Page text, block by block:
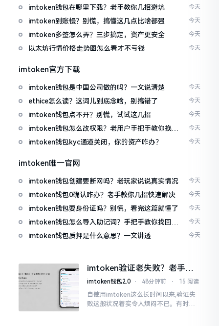
imtoken钱包在哪里下载？老手教你几招避坑 今天
imtoken到账慢？别慌，搞懂这几点比啥都强 今天
imtoken多签怎么弄？三步搞定，资产更安全 今天
以太坊行情价格走势图怎么看才不亏钱 今天
imtoken官方下载
imtoken钱包是中国公司做的吗？一文说清楚 今天
ethice怎么读？这词儿到底念啥，别搞错了 今天
imtoken钱包点不开？别慌，试试这几招 今天
imtoken钱包怎么改权限？老用户手把手教你换主
人
今天
imtoken钱包kyc通道关闭，你的资产咋办？ 今天
imtoken唯一官网
imtoken钱包创建要断网吗？老玩家说说真实情况 今天
imtoken钱包0确认咋办？老手教你几招快速解决 今天
imtoken钱包要身份证吗？别慌，看完这篇就懂了 今天
imtoken钱包怎么导入助记词？手把手教你找回资
产
今天
imtoken钱包质押是什么意思？一文讲透 今天
imtoken验证老失败？老手教
你几招搞定
imtoken钱包2.0 ⋅ 48分钟前 ⋅ 15 阅读
自使用imtoken这么长时间以来,验证失
败这般状况着实令人烦闷不已。有时急